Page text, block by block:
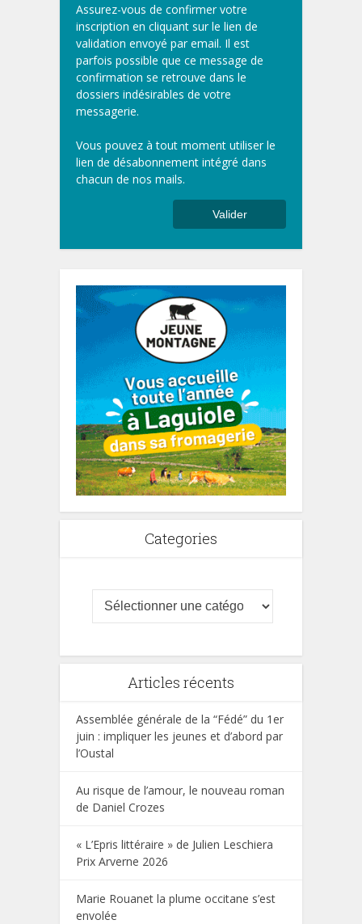
Assurez-vous de confirmer votre
inscription en cliquant sur le lien de
validation envoyé par email. Il est
parfois possible que ce message de
confirmation se retrouve dans le
dossiers indésirables de votre
messagerie.
Vous pouvez à tout moment utiliser le
lien de désabonnement intégré dans
chacun de nos mails.
Categories
Articles récents
Assemblée générale de la “Fédé” du 1er
juin : impliquer les jeunes et d’abord par
l’Oustal
Au risque de l’amour, le nouveau roman
de Daniel Crozes
« L’Epris littéraire » de Julien Leschiera
Prix Arverne 2026
Marie Rouanet la plume occitane s’est
envolée